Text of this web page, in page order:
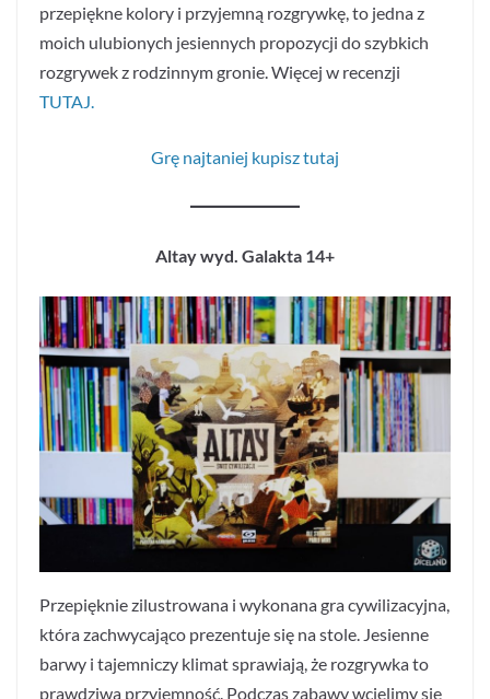
przepiękne kolory i przyjemną rozgrywkę, to jedna z
moich ulubionych jesiennych propozycji do szybkich
rozgrywek z rodzinnym gronie. Więcej w recenzji
TUTAJ.
Grę najtaniej kupisz tutaj
Altay wyd. Galakta 14+
Przepięknie zilustrowana i wykonana gra cywilizacyjna,
która zachwycająco prezentuje się na stole. Jesienne
barwy i tajemniczy klimat sprawiają, że rozgrywka to
prawdziwa przyjemność. Podczas zabawy wcielimy się